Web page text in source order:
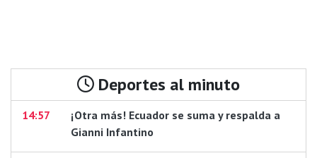
Deportes al minuto
14:57
¡Otra más! Ecuador se suma y respalda a
Gianni Infantino